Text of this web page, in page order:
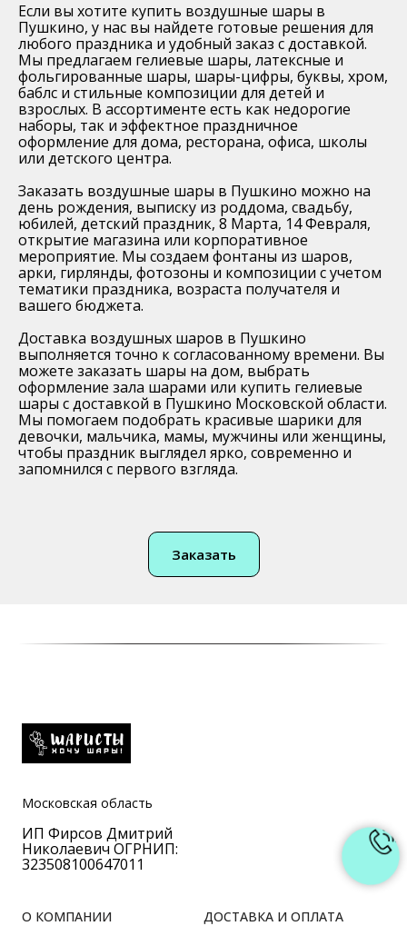
Если вы хотите купить воздушные шары в
Пушкино, у нас вы найдете готовые решения для
любого праздника и удобный заказ с доставкой.
Мы предлагаем гелиевые шары, латексные и
фольгированные шары, шары-цифры, буквы, хром,
баблс и стильные композиции для детей и
взрослых. В ассортименте есть как недорогие
наборы, так и эффектное праздничное
оформление для дома, ресторана, офиса, школы
или детского центра.
Заказать воздушные шары в Пушкино можно на
день рождения, выписку из роддома, свадьбу,
юбилей, детский праздник, 8 Марта, 14 Февраля,
открытие магазина или корпоративное
мероприятие. Мы создаем фонтаны из шаров,
арки, гирлянды, фотозоны и композиции с учетом
тематики праздника, возраста получателя и
вашего бюджета.
Доставка воздушных шаров в Пушкино
выполняется точно к согласованному времени. Вы
можете заказать шары на дом, выбрать
оформление зала шарами или купить гелиевые
шары с доставкой в Пушкино Московской области.
Мы помогаем подобрать красивые шарики для
девочки, мальчика, мамы, мужчины или женщины,
чтобы праздник выглядел ярко, современно и
запомнился с первого взгляда.
Заказать
Московская область
ИП Фирсов Дмитрий
Николаевич ОГРНИП:
323508100647011
О КОМПАНИИ ДОСТАВКА И ОПЛАТА